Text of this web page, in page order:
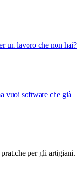
un lavoro che non hai?
vuoi software che già
per gli artigiani.